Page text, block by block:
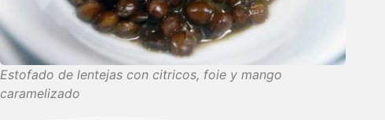
Estofado de lentejas con citricos, foie y mango
caramelizado